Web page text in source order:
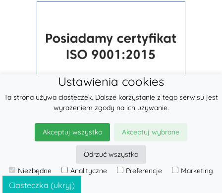
© 2026LennyLamb sp. z o.o.
·Nosidełka dla dzieci
Ciasteczka (ukryj)
Ustawienia cookies
Ta strona używa ciasteczek. Dalsze korzystanie z tego serwisu jest
wyrażeniem zgody na ich używanie.
Akceptuj wszystko Akceptuj wybrane
Odrzuć wszystko
Niezbędne
Analityczne Preferencje Marketing